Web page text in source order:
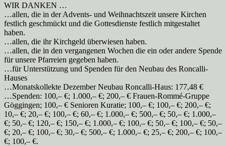
WIR DANKEN …
…allen, die in der Advents- und Weihnachtszeit unsere Kirchen
festlich geschmückt und die Gottesdienste festlich mitgestaltet
haben.
…allen, die ihr Kirchgeld überwiesen haben.
…allen, die in den vergangenen Wochen die ein oder andere Spende
für unsere Pfarreien gegeben haben.
…für Unterstützung und Spenden für den Neubau des Roncalli-
Hauses
…Monatskollekte Dezember Neubau Roncalli-Haus: 177,48 €
…Spenden: 100,– €; 1.000,– €; 200,– € Frauen-Rommé-Gruppe
Göggingen; 100,– € Senioren Kuratie; 100,– €; 100,– €; 200,– €;
10,– €; 20,– €; 100,– €; 60,– €; 1.000,– €; 500,– €; 50,– €; 1.000,–
€; 50,– €; 120,– €; 150,– €; 1.000,– €; 100,– €; 50,– €; 100,– €; 50,–
€; 20,– €; 100,– €; 30,– €; 500,– €; 1.000,– €; 25,– €; 200,– €; 100,–
€; 100,– €.